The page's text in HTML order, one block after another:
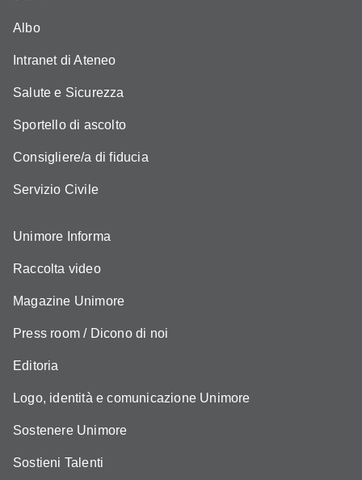
Albo
Intranet di Ateneo
Salute e Sicurezza
Sportello di ascolto
Consigliere/a di fiducia
Servizio Civile
Unimore Informa
Raccolta video
Magazine Unimore
Press room / Dicono di noi
Editoria
Logo, identità e comunicazione Unimore
Sostenere Unimore
Sostieni Talenti